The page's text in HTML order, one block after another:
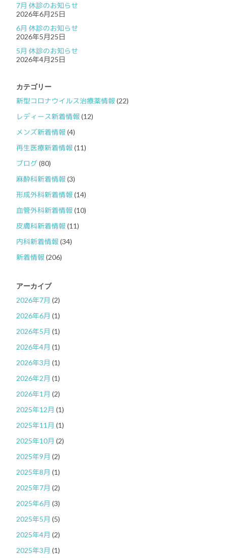
7月 休診のお知らせ
2026年6月25日
6月 休診のお知らせ
2026年5月25日
5月 休診のお知らせ
2026年4月25日
カテゴリー
新型コロナウイルス治療薬情報 (22)
レディース新着情報 (12)
メンズ新着情報 (4)
再生医療新着情報 (11)
ブログ(80)
麻酔科新着情報 (3)
形成外科新着情報 (14)
血管外科新着情報 (10)
皮膚科新着情報 (11)
内科新着情報 (34)
新着情報 (206)
アーカイブ
2026年7月 (2)
2026年6月 (1)
2026年5月 (1)
2026年4月 (1)
2026年3月 (1)
2026年2月 (1)
2026年1月 (2)
2025年12月 (1)
2025年11月 (1)
2025年10月 (2)
2025年9月 (2)
2025年8月 (1)
2025年7月 (2)
2025年6月 (3)
2025年5月 (5)
2025年4月 (2)
2025年3月 (1)